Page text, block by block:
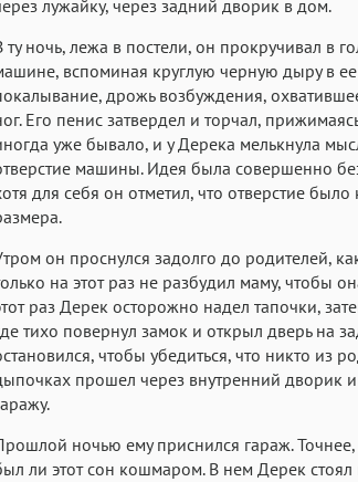
лужайку, через задний дворик в дом.
ту ночь, лежа в постели, он прокручивал в
вспоминая круглую черную дыру в ее
дрожь возбуждения,
Его пенис затвердел и торчал,
уже бывало, и у Дерека мелькнула
машины. Идея была совершенно
для себя он отметил, что отверстие
он проснулся задолго до родителей,
на этот раз не разбудил маму, чтобы
раз Дерек осторожно надел тапочки,
тихо повернул замок и открыл дверь на
чтобы убедиться, что никто из
прошел через внутренний дворик
ночью ему приснился гараж.
ли этот сон кошмаром. В нем Дерек